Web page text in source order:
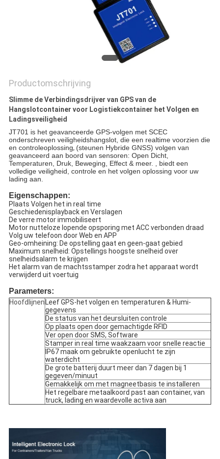
Productomschrijving
Slimme de Verbindingsdrijver van GPS van de
Hangslotcontainer voor Logistiekcontainer het Volgen en
Ladingsveiligheid
JT701 is het geavanceerde GPS-volgen met SCEC
onderschreven veiligheidshangslot, die een realtime voorzien die
en controleoplossing, (steunen Hybride GNSS) volgen van
geavanceerd aan boord van sensoren: Open Dicht,
Temperaturen, Druk, Beweging, Effect & meer. , biedt een
volledige veiligheid, controle en het volgen oplossing voor uw
lading aan.
Eigenschappen:
Plaats Volgen het in real time
Geschiedenisplayback en Verslagen
De verre motor immobiliseert
Motor nutteloze lopende opsporing met ACC verbonden draad
Volg uw telefoon door Web en APP
Geo-omheining: De opstelling gaat en geen-gaat gebied
Maximum snelheid: Opstellings hoogste snelheid over
snelheidsalarm te krijgen
Het alarm van de machtsstamper zodra het apparaat wordt
verwijderd uit voertuig
Parameters:
Hoofdlijnen Leef GPS-het volgen en temperaturen & Humi-
gegevens
De status van het deursluiten controle
Op plaats open door gemachtigde RFID
Ver open door SMS, Software
Stamper in real time waakzaam voor snelle reactie
IP67 maak om gebruikte openlucht te zijn
waterdicht
De grote batterij duurt meer dan 7 dagen bij 1
gegeven/minuut
Gemakkelijk om met magneetbasis te installeren
Het regelbare metaalkoord past aan container, van
truck, lading en waardevolle activa aan